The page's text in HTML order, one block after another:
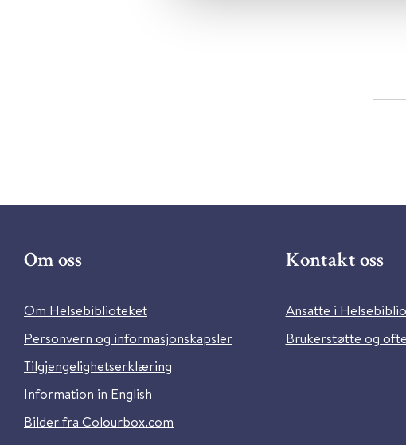
Om oss
Om Helsebiblioteket
Personvern og informasjonskapsler
Tilgjengelighetserklæring
Information in English
Bilder fra Colourbox.com
Kontakt oss
Ansatte i
Brukerstøtte og